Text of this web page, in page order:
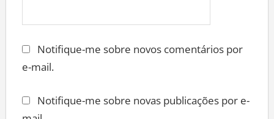
Notifique-me sobre novos comentários por
e-mail.
Notifique-me sobre novas publicações por e-